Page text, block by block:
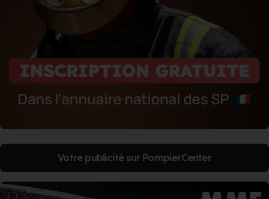
Votre publicité sur PompierCenter